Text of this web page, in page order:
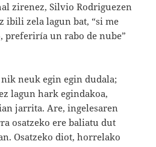
zirenez, Silvio Rodriguezen
ibili zela lagun bat, “si me
preferiría un rabo de nube”
neuk egin egin dudala;
lagun hark egindakoa,
jarrita. Are, ingelesaren
osatzeko ere baliatu dut
Osatzeko diot, horrelako